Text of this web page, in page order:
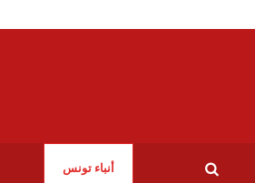
match de la dernière chance pour les
أنباء تونس